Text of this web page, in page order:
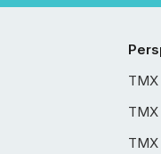
TMX
TMX